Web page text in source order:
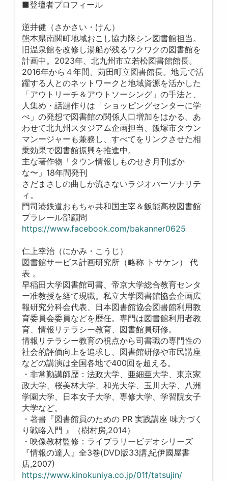
■登壇者プロフィール
逆井健（さかさい・けん）
熊本県南関町地域おこし協力隊シン図書館担当。
旧温泉館を改修し湯船が残るワクワクの図書館を
計画中。2023年、北九州市立若松図書館館長。
2016年から４年間、苅田町立図書館長。地元で活
躍する人とのネットワークと地域資源を活かした
「アウトリーチ＆アウトソーシング」の手法と、
人集め・話題作りは「ショッピングセンターに学
べ」の発想で図書館の関係人口増加をはかる。あ
わせて北九州スタジアム企画担当、飯塚市タウン
マンージャーも兼務し、すべてをリンクさせた相
乗効果で図書館振興を推進中。
主な著作物「タウン情報しものせき月刊ばか
な〜」18年間発刊
さだまさしの曲しか流さないラジオパーソナリテ
ィ。
門司港鉄道おもちゃ共和国主宰＆飯能高校図書館
プラレール部顧問
https://www.facebook.com/bakanner0625
仁上幸治（にかみ・こうじ）
図書館サービス計画研究所（略称 トサケン） 代
表 。
早稲田大学図書館司書、帝京大学総合教育センタ
ー准教授を経て現職。私立大学図書館協会企画広
報研究分科会代表、日本図書館協会図書館利用教
育委員会委員などを歴任。専門は図書館利用者教
育、情報リテラシー教育、図書館員研修。
情報リテラシー教育の視点から司書職の専門性の
社会的評価向上を追求し、図書館研修や市民講座
などの講演は全国各地で400回を超える。
・非常勤講師歴：法政大学、亜細亜大学、東京家
政大学、桜美林大学、和光大学、玉川大学、八洲
学園大学、日本女子大学、専修大学、学習院女子
大学など。
・著書『図書館員のための PR 実践講座 味方づく
り戦略入門 』（樹村房,2014）
・映像教材監修：ライブラリービデオシリーズ
『情報の達人』全3巻(DVD版33講,紀伊國屋書
店,2007)
https://www.kinokuniya.co.jp/01f/tatsujin/